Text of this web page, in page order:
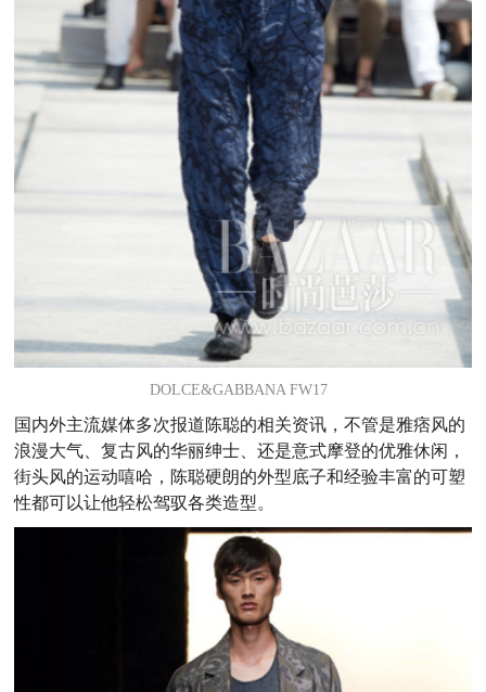
DOLCE&GABBANA FW17
国内外主流媒体多次报道陈聪的相关资讯，不管是雅痞风的
浪漫大气、复古风的华丽绅士、还是意式摩登的优雅休闲，
街头风的运动嘻哈，陈聪硬朗的外型底子和经验丰富的可塑
性都可以让他轻松驾驭各类造型。